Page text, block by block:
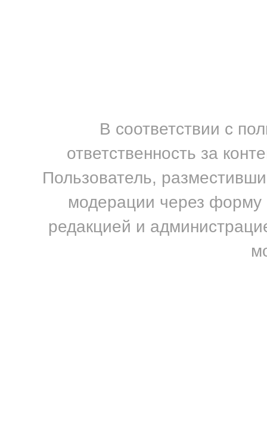
В соответствии с
ответственность за
Пользователь,
модерации через форму
редакцией и